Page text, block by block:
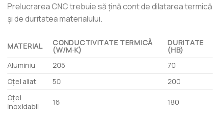
Prelucrarea CNC trebuie să țină cont de dilatarea termică
și de duritatea materialului.
MATERIAL CONDUCTIVITATE TERMICĂ
(W/M·K)
DURITATE
(HB)
Aluminiu
205
70
Oțel aliat
50
200
Oţel
inoxidabil
16 180